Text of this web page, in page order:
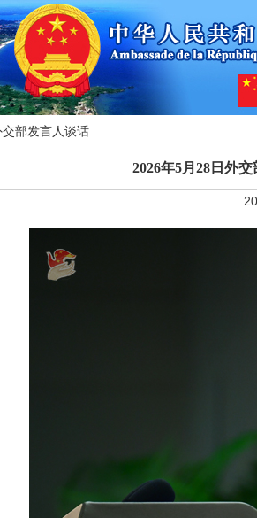
交部发言人谈话
2026年5月28日外